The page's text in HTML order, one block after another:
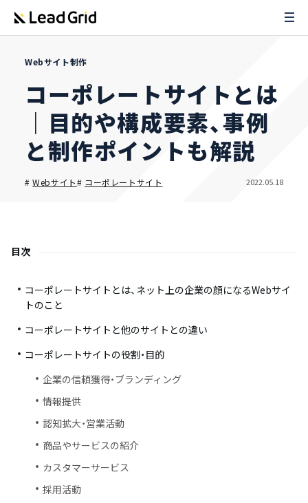
Webサイト制作
コーポレートサイトとは
｜目的や構成要素、事例
と制作ポイントも解説
#Webサイト# コーポレートサイト 2022.05.18
目次
コーポレートサイトとは、ネット上の企業の顔になるWebサイ
トのこと
コーポレートサイトと他のサイトとの違い
コーポレートサイトの役割・目的
企業の信頼獲得・ブランディング
情報提供
認知拡大・営業活動
商品やサービスの紹介
カスタマーサービス
採用活動